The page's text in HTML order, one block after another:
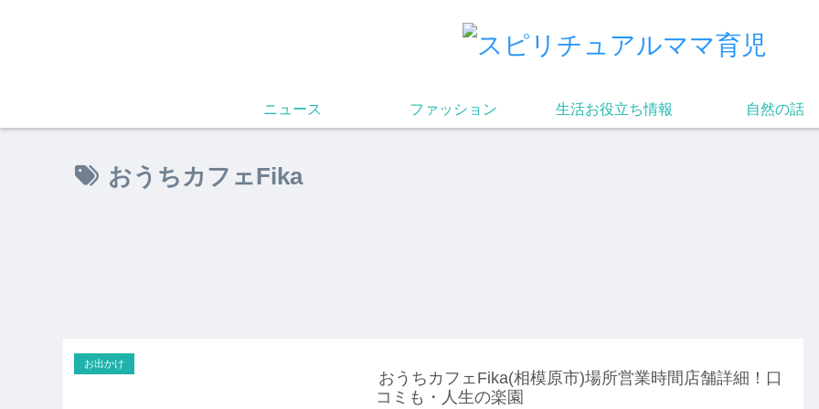
ニュース ファッション 生活お役立ち情報 自然の話
おうちカフェFika
お出かけ
おうちカフェFika(相模原市)場所営業時間店舗詳細！口
コミも・人生の楽園